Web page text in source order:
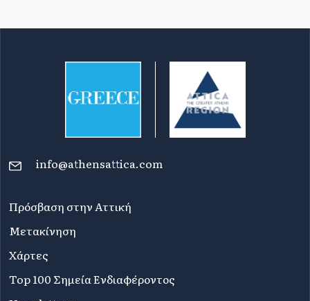
info@athensattica.com
Πρόσβαση στην Αττική
Μετακίνηση
Χάρτες
Top 100 Σημεία Ενδιαφέροντος